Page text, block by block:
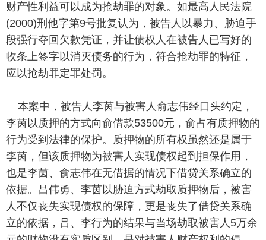
财产性利益可以成为抢劫罪的对象。如最高人民法院
(2000)刑他字第9号批复认为，被告人以暴力、胁迫手
段强行夺回欠款凭证，并让债权人在被告人已写好的
收条上签字以消灭债务的行为，符合抢劫罪的特征，
应以抢劫罪定罪处罚。
本案中，被告人李茵与被害人俞志伟经口头约定，
李茵以质押的方式向俞借款53500元，俞占有质押物的
行为受到法律的保护。质押物的所有权虽然还是属于
李茵，但该质押物为被害人实现债权起到担保作用，
也是李茵、俞志伟在无借据的情况下借贷关系确立的
依据。吕伟勇、李茵以胁迫方式劫取质押物后，被害
人不仅丧失实现债权的保障，更是丧失了借贷关系确
立的依据，吕、李行为的结果与当场劫取被害人5万余